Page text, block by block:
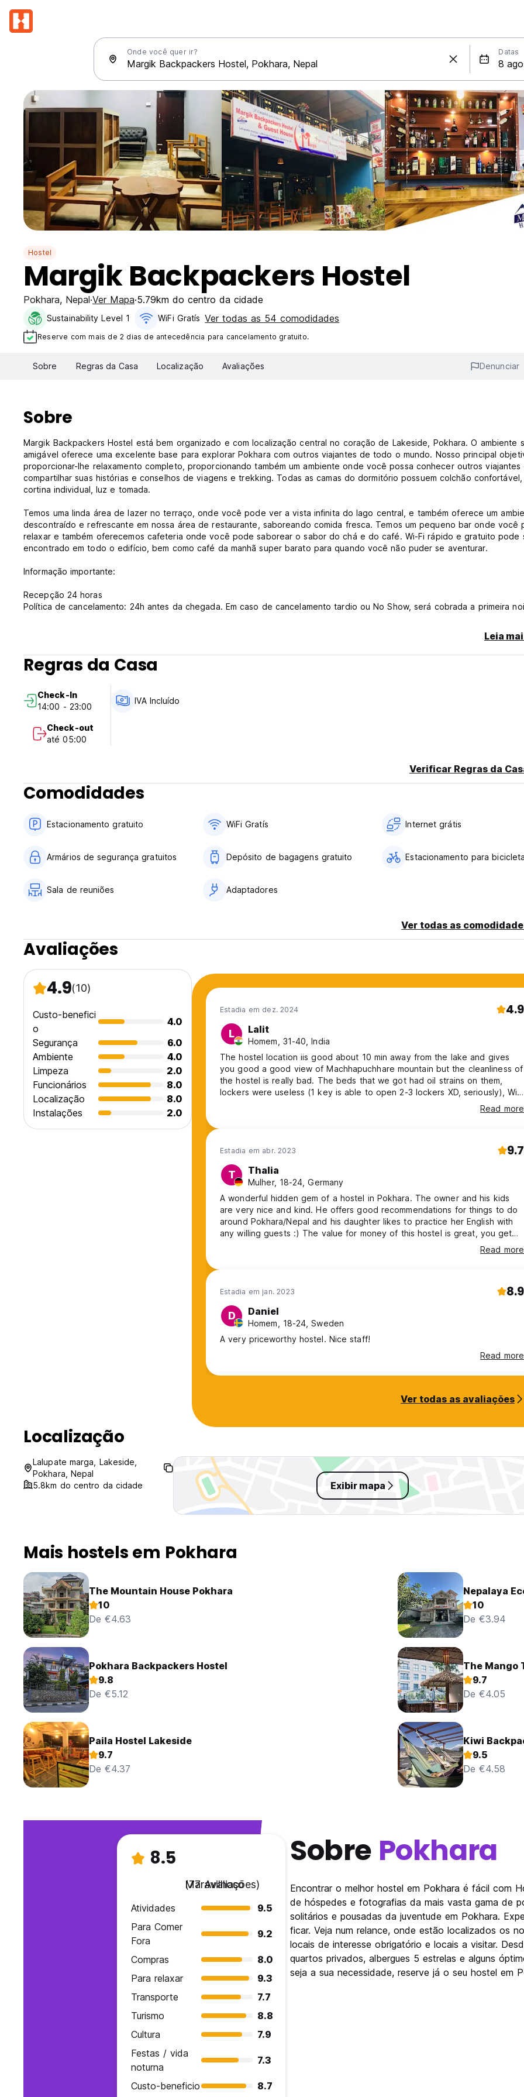
Onde você quer ir? Datas
Hostel
Margik Backpackers Hostel
Pokhara, Nepal Ver Mapa 5.79km do centro da cidade
Sustainability Level 1 WiFi Gratís Ver todas as 54 comodidades
Reserve com mais de 2 dias de antecedência para cancelamento gratuito.
Sobre Regras da Casa Localização Avaliações Denunciar
Sobre
Margik Backpackers Hostel está bem organizado e com localização central no coração de Lakeside, Pokhara. O ambiente
amigável oferece uma excelente base para explorar Pokhara com outros viajantes de todo o mundo. Nosso principal
proporcionar-lhe relaxamento completo, proporcionando também um ambiente onde você possa conhecer outros viajantes
compartilhar suas histórias e conselhos de viagens e trekking. Todas as camas do dormitório possuem colchão confortável,
cortina individual, luz e tomada.
Temos uma linda área de lazer no terraço, onde você pode ver a vista infinita do lago central, e também oferece um
descontraído e refrescante em nossa área de restaurante, saboreando comida fresca. Temos um pequeno bar onde você
relaxar e também oferecemos cafeteria onde você pode saborear o sabor do chá e do café. Wi-Fi rápido e gratuito pode
encontrado em todo o edifício, bem como café da manhã super barato para quando você não puder se aventurar.
Informação importante:
Recepção 24 horas
Política de cancelamento: 24h antes da chegada. Em caso de cancelamento tardio ou No Show, será cobrada a primeira
Pagamento na chegada em dinheiro, cartões de crédito.
Impostos incluídos.
Café da manhã incluso.
Aceita animais de estimação.
Não é permitido fumar no quarto; mas temos certa área para fumantes. (Auto-translated from original language)
Leia
Regras da Casa
Check-In
14:00 - 23:00
Check-out
até 05:00
IVA Incluído
Verificar Regras da
Comodidades
Estacionamento gratuito WiFi Gratís Internet grátis
Armários de segurança gratuitos Depósito de bagagens gratuito Estacionamento para
Sala de reuniões Adaptadores
Ver todas as
Avaliações
4.9(10)
Custo-benefici
o
4.0
Segurança
6.0
Ambiente
4.0
Limpeza
2.0
Funcionários
8.0
Localização
8.0
Instalações
2.0
Estadia em dez. 2024 4.9
L Lalit
Homem, 31-40, India
The hostel location iis good about 10 min away from the lake and gives
you good a good view of Machhapuchhare mountain but the cleanliness of
the hostel is really bad. The beds that we got had oil strains on them,
lockers were useless (1 key is able to open 2-3 lockers XD, seriously), Wi-
Fi had issues, toilets and bathrooms were so small and very unhygenic.Read more
Estadia em abr. 2023 9.7
T Thalia
Mulher, 18-24, Germany
A wonderful hidden gem of a hostel in Pokhara. The owner and his kids
are very nice and kind. He offers good recommendations for things to do
around Pokhara/Nepal and his daughter likes to practice her English with
any willing guests :) The value for money of this hostel is great, you get
nice enough rooms with space for everyone’s bags/stuff!! Clean bathrooms
with hot shower, nice beds, free breakfast consisting of eggs, toast, and
common area it’s speedy.
Read more
Estadia em jan. 2023 8.9
D Daniel
Homem, 18-24, Sweden
A very priceworthy hostel. Nice staff!
Read more
Ver todas as avaliações
Localização
Lalupate marga, Lakeside,
Pokhara, Nepal
5.8km do centro da cidade
Exibir mapa
Mais hostels em Pokhara
The Mountain House Pokhara
10
De €4.63
Nepalaya
10
De €3.94
Pokhara Backpackers Hostel
9.8
De €5.12
The Mango
9.7
De €4.05
Paila Hostel Lakeside
9.7
De €4.37
Kiwi
9.5
De €4.58
8.5
Maravilhoso
(77 Avaliações)
Atividades
9.5
Para Comer
Fora
9.2
Compras
8.0
Para relaxar
9.3
Transporte
7.7
Turismo
8.8
Cultura
7.9
Festas / vida
noturna
7.3
Custo-beneficio 8.7
Sobre Pokhara
Encontrar o melhor hostel em Pokhara é fácil com
de hóspedes e fotografias da mais vasta gama de
solitários e pousadas da juventude em Pokhara.
ficar. Veja num relance, onde estão localizados os
locais de interesse obrigatório e locais a visitar.
quartos privados, albergues 5 estrelas e alguns
seja a sua necessidade, reserve já o seu hostel em